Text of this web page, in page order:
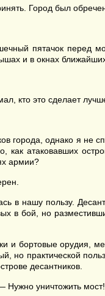
Город был
пятачок перед
и в окнах
кто это сделает
города, однако я
как атаковавших
армии?
в нашу пользу.
в бой, но
и бортовые орудия,
но практической
десантников.
Нужно уничтожить мост!